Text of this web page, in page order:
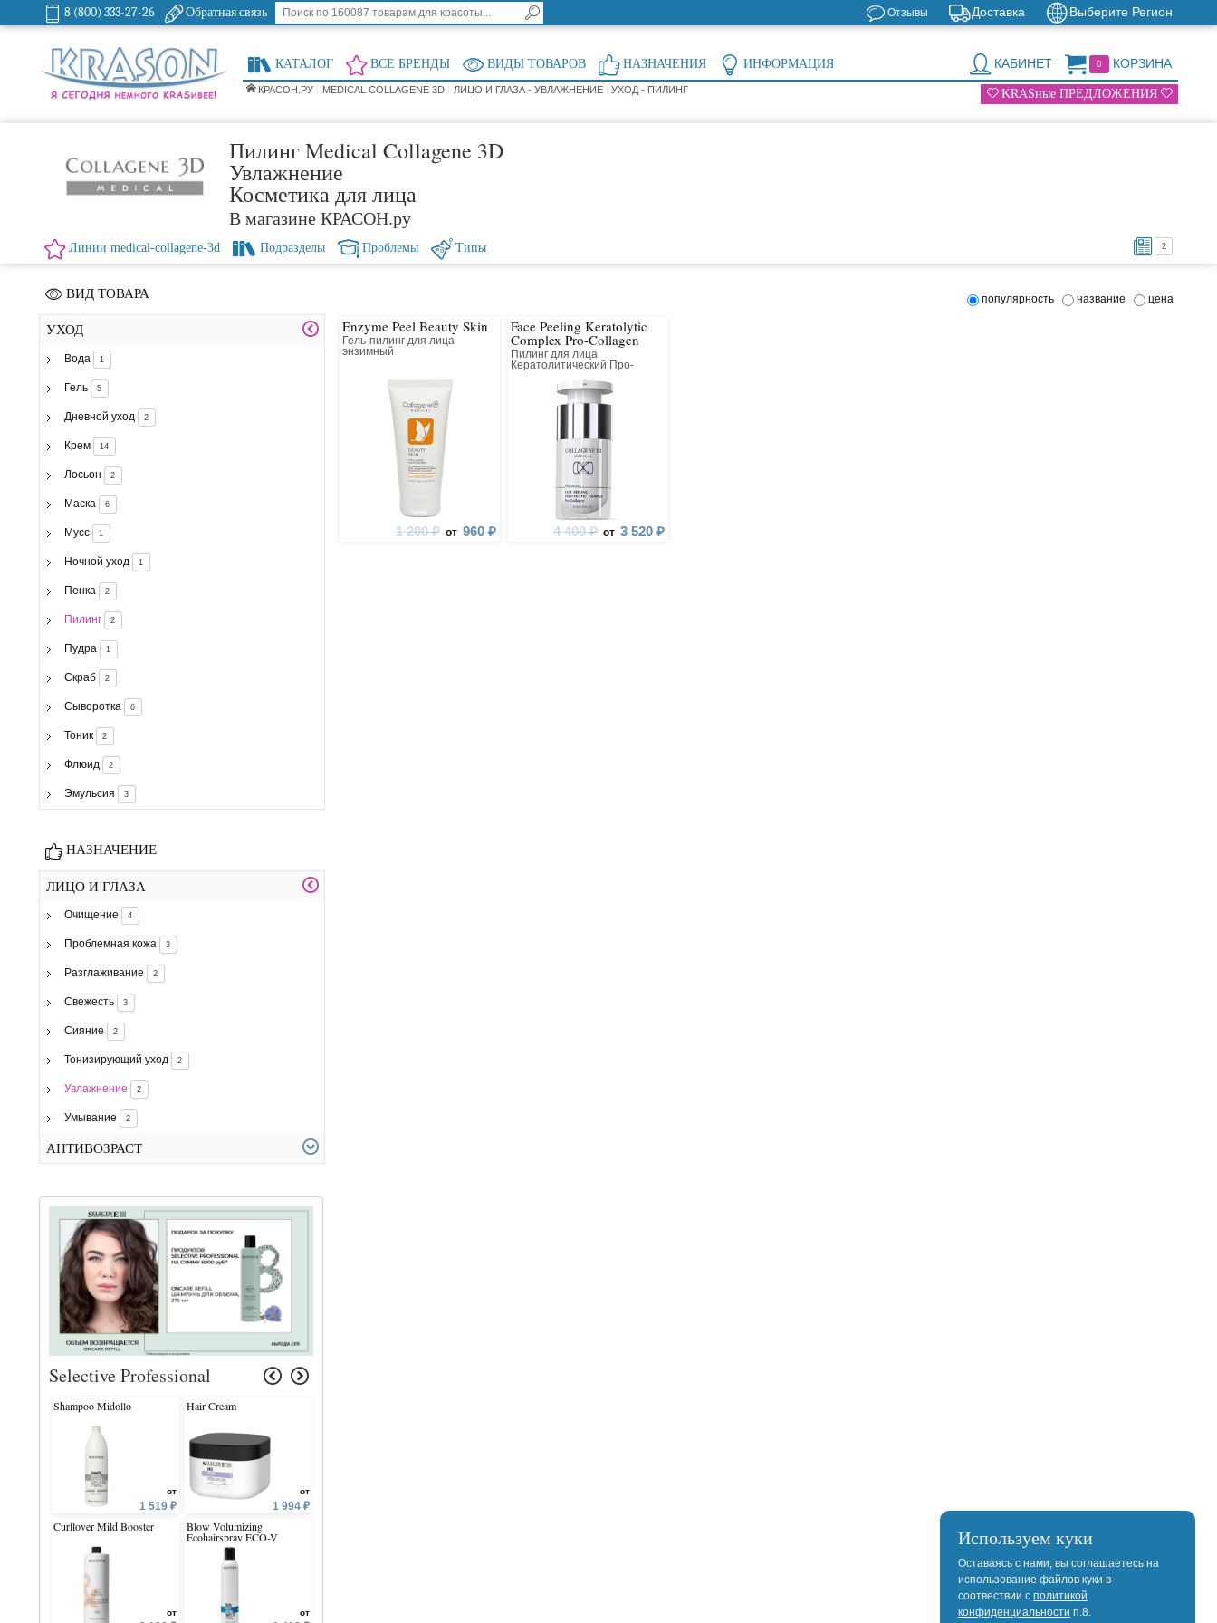
8 (800) 333-27-26 Обратная связь Выберите Регион
Доставка
Отзывы
0 КОРЗИНА
КАБИНЕТ
КАТАЛОГ ВСЕ БРЕНДЫ ВИДЫ ТОВАРОВ НАЗНАЧЕНИЯ ИНФОРМАЦИЯ
КРАСОН.РУ MEDICAL COLLAGENE 3D ЛИЦО И ГЛАЗА - УВЛАЖНЕНИЕ УХОД - ПИЛИНГ KRASные ПРЕДЛОЖЕНИЯ
Пилинг Medical Collagene 3D
Увлажнение
Косметика для лица
В магазине КРАСОН.ру
2
Линии medical-collagene-3d Подразделы Проблемы Типы
ВИД ТОВАРА
УХОД
Вода 1
Гель 5
Дневной уход 2
Крем 14
Лосьон 2
Маска 6
Мусс 1
Ночной уход 1
Пенка 2
Пилинг 2
Пудра 1
Скраб 2
Сыворотка 6
Тоник 2
Флюид 2
Эмульсия 3
НАЗНАЧЕНИЕ
ЛИЦО И ГЛАЗА
Очищение 4
Проблемная кожа 3
Разглаживание 2
Свежесть 3
Сияние 2
Тонизирующий уход 2
Увлажнение 2
Умывание 2
АНТИВОЗРАСТ
Selective Professional
Shampoo Midollo
от
1 519 ₽
Curllover Mild Booster
от
Hair Cream
от
1 994 ₽
Blow Volumizing
Ecohairspray ECO-V
от
популярность название цена
Enzyme Peel Beauty Skin
Гель-пилинг для лица
энзимный
1 200 ₽ от 960 ₽
Face Peeling Keratolytic
Complex Pro-Collagen
Пилинг для лица
Кератолитический Про-
4 400 ₽ от 3 520 ₽
Используем куки
Оставаясь с нами, вы соглашаетесь на
использование файлов куки в
соотвествии с политикой
конфиденциальности п.8.